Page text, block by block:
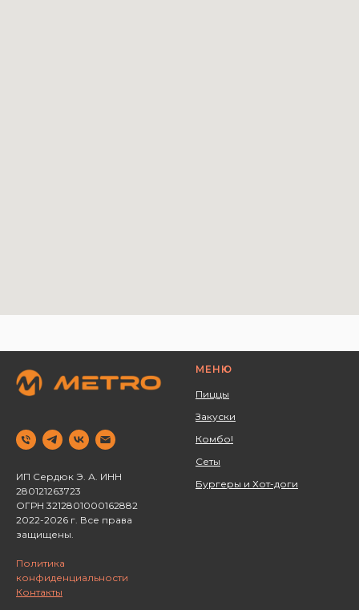
ИП Сердюк Э. А. ИНН
280121263723 ‌
ОГРН 3212801000162882
2022-2026 г. Все права
защищены.
Политика
конфиденциальности
Контакты
МЕНЮ
Пиццы
Закуски
Комбо!
Сеты
Бургеры и Хот-доги